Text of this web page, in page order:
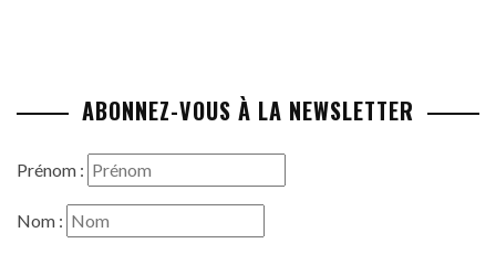
ABONNEZ-VOUS À LA NEWSLETTER
Prénom :
Nom :